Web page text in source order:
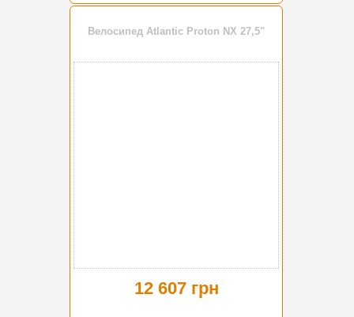
Велосипед Atlantic Proton NX 27,5"
12 607 грн